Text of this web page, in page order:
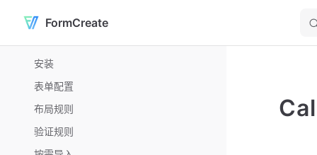
Skip to content
FormCreate
安装
表单配置
布局规则
验证规则